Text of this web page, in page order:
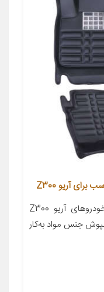
معرفی محصول کفپوش فوق برای خودروهای آریو Z300
جنس مواد به‌کار